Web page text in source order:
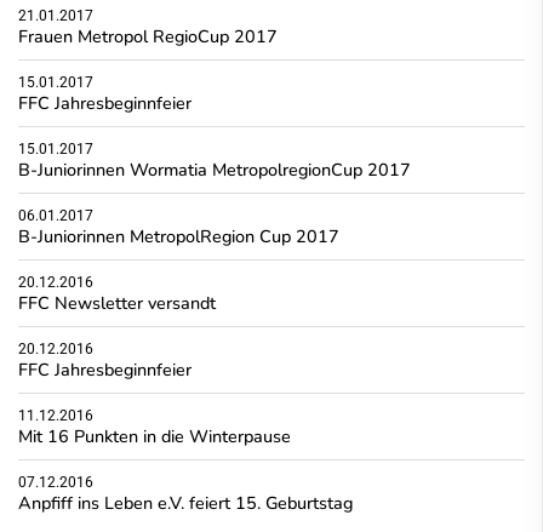
21.01.2017
Frauen Metropol RegioCup 2017
15.01.2017
FFC Jahresbeginnfeier
15.01.2017
B-Juniorinnen Wormatia MetropolregionCup 2017
06.01.2017
B-Juniorinnen MetropolRegion Cup 2017
20.12.2016
FFC Newsletter versandt
20.12.2016
FFC Jahresbeginnfeier
11.12.2016
Mit 16 Punkten in die Winterpause
07.12.2016
Anpfiff ins Leben e.V. feiert 15. Geburtstag